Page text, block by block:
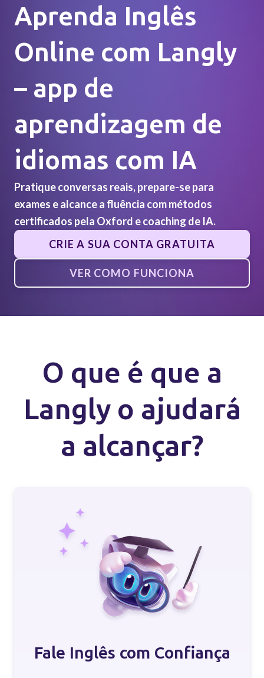
Aprenda Inglês
Online com Langly
– app de
aprendizagem de
idiomas com IA
Pratique conversas reais, prepare-se para
exames e alcance a fluência com métodos
certificados pela Oxford e coaching de IA.
CRIE A SUA CONTA GRATUITA
VER COMO FUNCIONA
O que é que a
Langly o ajudará
a alcançar?
Aprenda de forma mais